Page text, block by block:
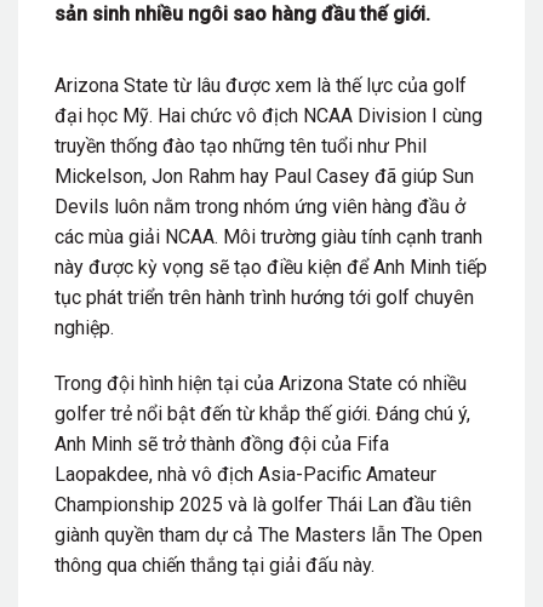
sản sinh nhiều ngôi sao hàng đầu thế giới.
Arizona State từ lâu được xem là thế lực của golf
đại học Mỹ. Hai chức vô địch NCAA Division I cùng
truyền thống đào tạo những tên tuổi như Phil
Mickelson, Jon Rahm hay Paul Casey đã giúp Sun
Devils luôn nằm trong nhóm ứng viên hàng đầu ở
các mùa giải NCAA. Môi trường giàu tính cạnh tranh
này được kỳ vọng sẽ tạo điều kiện để Anh Minh tiếp
tục phát triển trên hành trình hướng tới golf chuyên
nghiệp.
Trong đội hình hiện tại của Arizona State có nhiều
golfer trẻ nổi bật đến từ khắp thế giới. Đáng chú ý,
Anh Minh sẽ trở thành đồng đội của Fifa
Laopakdee, nhà vô địch Asia-Pacific Amateur
Championship 2025 và là golfer Thái Lan đầu tiên
giành quyền tham dự cả The Masters lẫn The Open
thông qua chiến thắng tại giải đấu này.